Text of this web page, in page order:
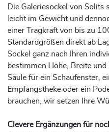
Die Galeriesockel von Solits
leicht im Gewicht und
einer Tragkraft von bis zu
Standardgrößen direkt ab
Sockel ganz nach Ihren
bestimmen Höhe, Breite
Säule für ein Schaufenster,
Empfangstheke oder ein
brauchen, wir setzen Ihre
Clevere Ergänzungen für